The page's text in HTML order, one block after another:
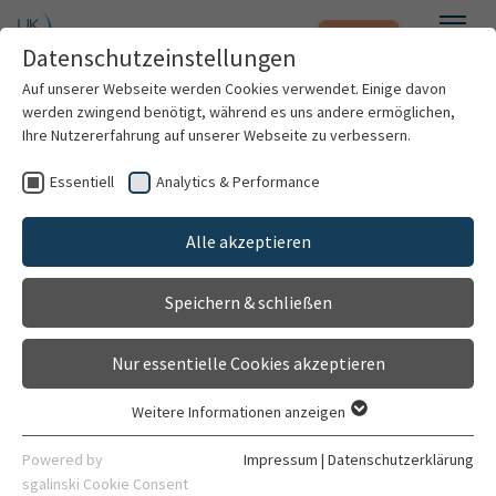
Zum Hauptinhalt springen Notfall
Patienten & Besucher
Kliniken & Institute
Forschung
Karriere
D-Arzt / Arbeitsunfälle
Sprechstunde
Gehört zu
Klinik für Allgemein-, Viszeral- und
Transplantationschirurgie
Kontaktdaten
Datenschutzeinstellungen
Auf unserer Webseite werden Cookies verwendet. Einige davon
werden zwingend benötigt, während es uns andere ermöglichen,
Ihre Nutzererfahrung auf unserer Webseite zu verbessern.
Essentiell Analytics & Performance
Alle akzeptieren
Speichern & schließen
Nur essentielle Cookies akzeptieren
Essentielle Cookies werden für grundlegende Funktionen der
Webseite benötigt. Dadurch ist gewährleistet, dass die
Weitere Informationen anzeigen
Powered by
sgalinski Cookie Consent
Impressum | Datenschutzerklärung